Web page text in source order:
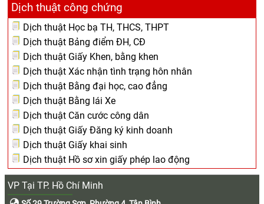
Dịch thuật công chứng
Dịch thuật Học bạ TH, THCS, THPT
Dịch thuật Bảng điểm ĐH, CĐ
Dịch thuật Giấy Khen, bằng khen
Dịch thuật Xác nhận tình trạng hôn nhân
Dịch thuật Bằng đại học, cao đẳng
Dịch thuật Bằng lái Xe
Dịch thuật Căn cước công dân
Dịch thuật Giấy Đăng ký kinh doanh
Dịch thuật Giấy khai sinh
Dịch thuật Hồ sơ xin giấy phép lao động
VP Tại TP. Hồ Chí Minh